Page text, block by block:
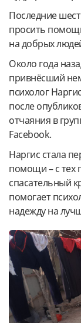
Последние
просить
на добрых
Около года
привнёсший
психолог
после
отчаяния в
Facebook.
Наргис стала
помощи – с тех
спасательный
помогает
надежду на